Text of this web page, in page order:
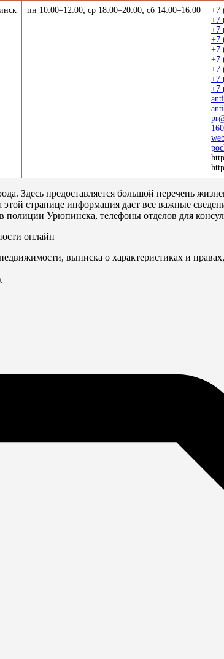
пн 10:00–12:00; ср 18:00–20:00; сб 14:00–16:00
+7
+7
+7
+7
+7
+7
+7
+7
+7
Здесь предоставляется большой перечень
странице информация даст все важные
полиции Урюпинска, телефоны отделов для
онлайн
выписка о характеристиках и